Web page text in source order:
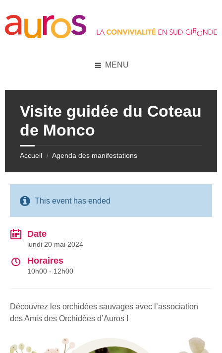
content
left
sidebar
right
sidebar
footer
MENU
Visite guidée du Coteau
de Monco
Accueil / Agenda des manifestations
This event has ended
Date
lundi 20 mai 2024
Horaires
10h00 - 12h00
Découvrez les orchidées sauvages avec l’association
des Amis des Orchidées d’Auros !